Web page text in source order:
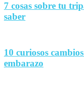
7 cosas sobre tu
saber
10 curiosos
embarazo